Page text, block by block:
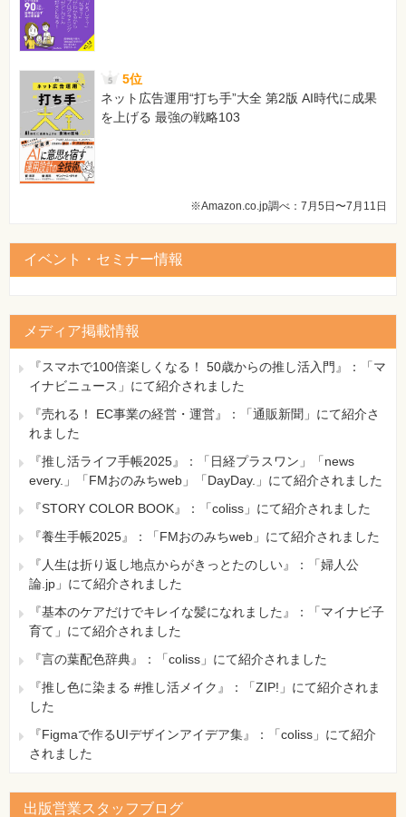
5位
ネット広告運用“打ち手”大全 第2版 AI時代に成果
を上げる 最強の戦略103
※Amazon.co.jp調べ：7月5日〜7月11日
イベント・セミナー情報
メディア掲載情報
『スマホで100倍楽しくなる！ 50歳からの推し活入門』：「マ
イナビニュース」にて紹介されました
『売れる！ EC事業の経営・運営』：「通販新聞」にて紹介さ
れました
『推し活ライフ手帳2025』：「日経プラスワン」「news
every.」「FMおのみちweb」「DayDay.」にて紹介されました
『STORY COLOR BOOK』：「coliss」にて紹介されました
『養生手帳2025』：「FMおのみちweb」にて紹介されました
『人生は折り返し地点からがきっとたのしい』：「婦人公
論.jp」にて紹介されました
『基本のケアだけでキレイな髪になれました』：「マイナビ子
育て」にて紹介されました
『言の葉配色辞典』：「coliss」にて紹介されました
『推し色に染まる #推し活メイク』：「ZIP!」にて紹介されま
した
『Figmaで作るUIデザインアイデア集』：「coliss」にて紹介
されました
出版営業スタッフブログ